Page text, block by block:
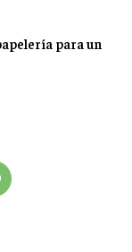
para un